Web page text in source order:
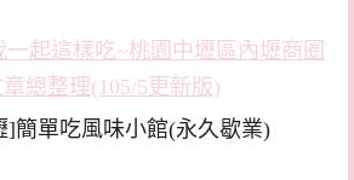
起這樣吃~桃園中壢區內壢商圈
總整理(105/5更新版)